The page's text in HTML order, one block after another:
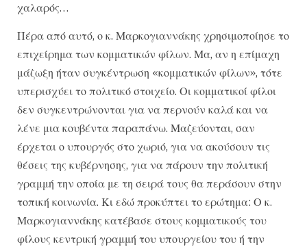
χαλαρός…
Πέρα από αυτό, ο κ. Μαρκογιαννάκης χρησιμοποίησε το
επιχείρημα των κομματικών φίλων. Μα, αν η επίμαχη
μάζωξη ήταν συγκέντρωση «κομματικών φίλων», τότε
υπερισχύει το πολιτικό στοιχείο. Οι κομματικοί φίλοι
δεν συγκεντρώνονται για να περνούν καλά και να
λένε μια κουβέντα παραπάνω. Μαζεύονται, σαν
έρχεται ο υπουργός στο χωριό, για να ακούσουν τις
θέσεις της κυβέρνησης, για να πάρουν την πολιτική
γραμμή την οποία με τη σειρά τους θα περάσουν στην
τοπική κοινωνία. Κι εδώ προκύπτει το ερώτημα: Ο κ.
Μαρκογιαννάκης κατέβασε στους κομματικούς του
φίλους κεντρική γραμμή του υπουργείου του ή την